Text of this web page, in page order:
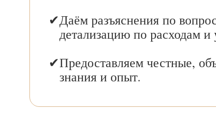
Даём разъяснения по
детализацию по расходам и
Предоставляем честные,
знания и опыт.